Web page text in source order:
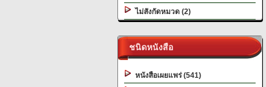
ไม่สังกัดหมวด (2)
ชนิดหนังสือ
หนังสือเผยแพร่ (541)